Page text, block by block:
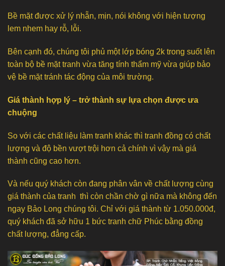
Bề mặt được xử lý nhẵn, mịn, nói không với hiện tượng
lem nhem hay rỗ, lỗi.
Bên cạnh đó, chúng tôi phủ một lớp bóng 2k trong suốt lên
toàn bộ bề mặt tranh vừa tăng tính thẩm mỹ vừa giúp bảo
vệ bề mặt tránh tác động của môi trường.
Giá thành hợp lý – trở thành sự lựa chọn được ưa
chuộng
So với các chất liệu làm tranh khác thì tranh đồng có chất
lượng và độ bền vượt trội hơn cả chính vì vậy mà giá
thành cũng cao hơn.
Và nếu quý khách còn đang phân vân về chất lượng cùng
giá thành của tranh thì còn chần chờ gì nữa mà không đến
ngay Bảo Long chúng tôi. Chỉ với giá thành từ 1.050.000đ,
quý khách đã sở hữu 1 bức tranh chữ Phúc bằng đồng
chất lượng, đẳng cấp.